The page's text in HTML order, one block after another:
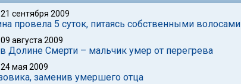
21 сентября 2009
провела 5 суток, питаясь собственными волосами
09 августа 2009
Долине Смерти – мальчик умер от перегрева
24 мая 2009
заменив умершего отца